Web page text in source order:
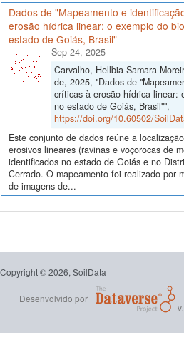
Dados de "Mapeamento e
erosão hídrica linear: o exemplo do
estado de Goiás, Brasil"
Sep 24, 2025
Carvalho, Hellbia Samara
de, 2025, "Dados de
críticas à erosão hídrica linear:
no estado de Goiás, Brasil"",
https://doi.org/10.60502/
Este conjunto de dados reúne a
erosivos lineares (ravinas e voçorocas de
identificados no estado de Goiás e no
Cerrado. O mapeamento foi realizado por
de imagens de...
Copyright © 2026, SoilData
Desenvolvido por